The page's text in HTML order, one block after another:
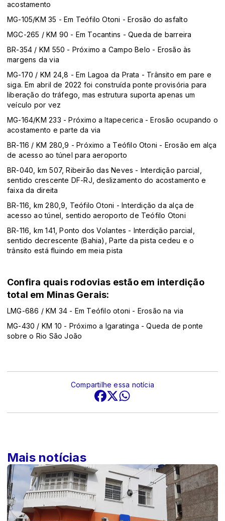
acostamento
MG-105/KM 35 - Em Teófilo Otoni - Erosão do asfalto
MGC-265 / KM 90 - Em Tocantins - Queda de barreira
BR-354 / KM 550 - Próximo a Campo Belo - Erosão às
margens da via
MG-170 / KM 24,8 - Em Lagoa da Prata - Trânsito em pare e
siga. Em abril de 2022 foi construída ponte provisória para
liberação do tráfego, mas estrutura suporta apenas um
veículo por vez
MG-164/KM 233 - Próximo a Itapecerica - Erosão ocupando o
acostamento e parte da via
BR-116 / KM 280,9 - Próximo a Teófilo Otoni - Erosão em alça
de acesso ao túnel para aeroporto
BR-040, km 507, Ribeirão das Neves - Interdição parcial,
sentido crescente DF-RJ, deslizamento do acostamento e
faixa da direita
BR-116, km 280,9, Teófilo Otoni - Interdição da alça de
acesso ao túnel, sentido aeroporto de Teófilo Otoni
BR-116, km 141, Ponto dos Volantes - Interdição parcial,
sentido decrescente (Bahia), Parte da pista cedeu e o
trânsito está fluindo em meia pista
Confira quais rodovias estão em interdição
total em Minas Gerais:
LMG-686 / KM 34 - Em Teófilo otoni - Erosão na via
MG-430 / KM 10 - Próximo a Igaratinga - Queda de ponte
sobre o Rio São João
Compartilhe essa notícia
Mais notícias